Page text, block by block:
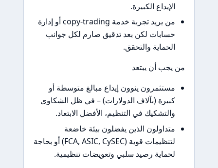
الإيداع الكبيرة.
من يريد تجربة خدمة copy-trading أو إدارة
حسابات لكن بعد تدقيق صارم لكل جوانب
الحماية والتحقق.
من يجب أن يبتعد
مستثمرون ينوون إيداع مبالغ متوسطة أو
كبيرة (بآلاف الدولارات) – في ظل الشكاوى
والتشكيك في التنظيم، الأفضل الابتعاد.
متداولون الذين يفضلون بيئة خاضعة
لتنظيمات قوية (FCA, ASIC, CySEC) أو بحاجة
لحماية رصيد سلبي وتعويضات تنظيمية.